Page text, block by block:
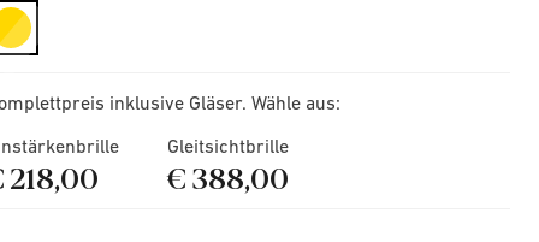
selected
inklusive Gläser. Wähle aus:
218,00
Gleitsichtbrille
€ 388,00